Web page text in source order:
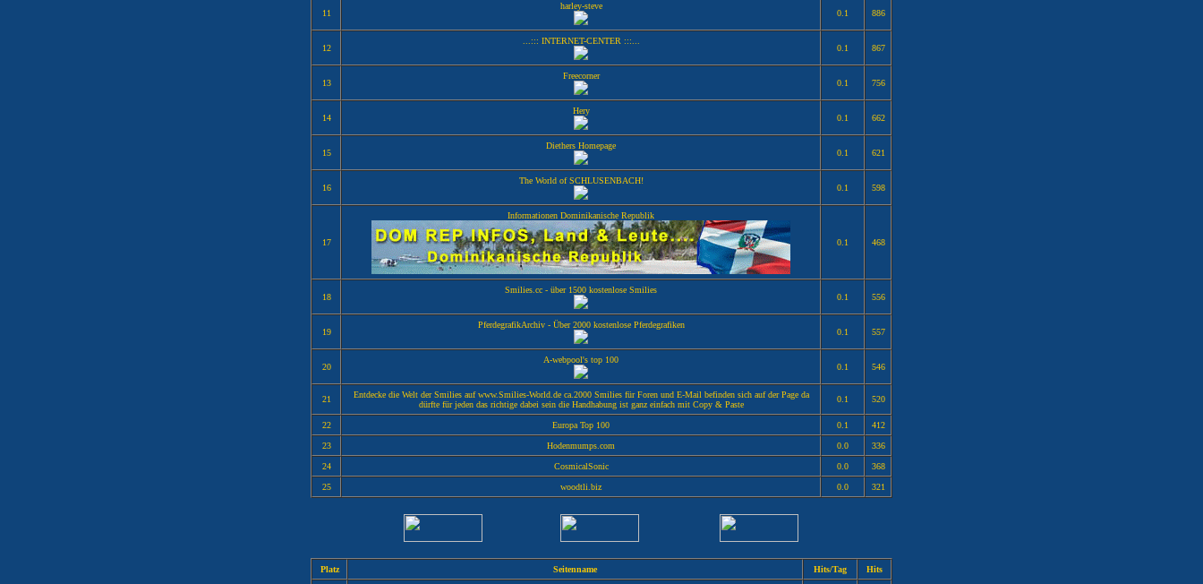
11
harley-steve
0.1 886
12
...::: INTERNET-CENTER :::...
0.1 867
13
Freecorner
0.1 756
14
Hery
0.1 662
15
Diethers Homepage
0.1 621
16
The World of SCHLUSENBACH!
0.1 598
17
Informationen Dominikanische Republik
0.1 468
18
Smilies.cc - über 1500 kostenlose Smilies
0.1 556
19
PferdegrafikArchiv - Über 2000 kostenlose Pferdegrafiken
0.1 557
20
A-webpool's top 100
0.1 546
21
Entdecke die Welt der Smilies auf www.Smilies-World.de ca.2000 Smilies für Foren und E-Mail befinden sich auf der Page da
dürfte für jeden das richtige dabei sein die Handhabung ist ganz einfach mit Copy & Paste
0.1 520
22 Europa Top 100 0.1 412
23 Hodenmumps.com 0.0 336
24 CosmicalSonic 0.0 368
25 woodtli.biz 0.0 321
Platz Seitenname Hits/Tag Hits